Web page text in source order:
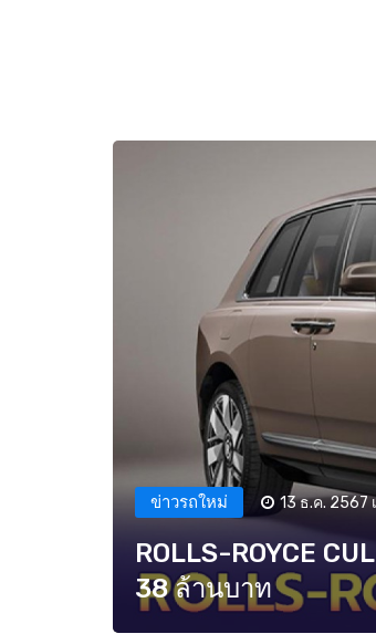
ข่าวรถใหม่ 13 ธ.ค. 2567
ROLLS-ROYCE
38 ล้านบาท